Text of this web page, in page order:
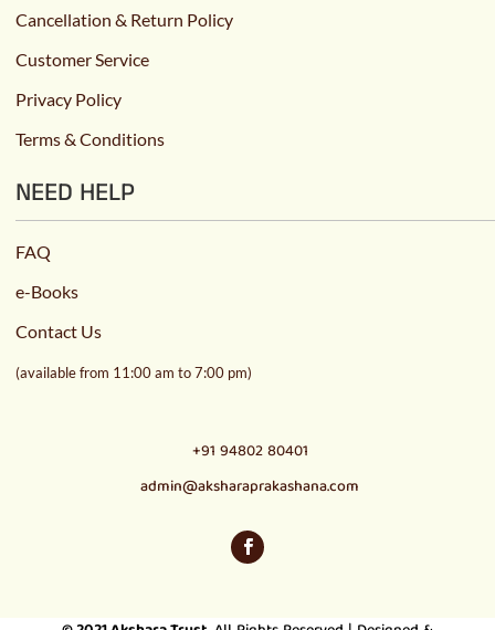
Cancellation & Return Policy
Customer Service
Privacy Policy
Terms & Conditions
NEED HELP
FAQ
e-Books
Contact Us
(available from 11:00 am to 7:00 pm)
+91 94802 80401
admin@aksharaprakashana.com